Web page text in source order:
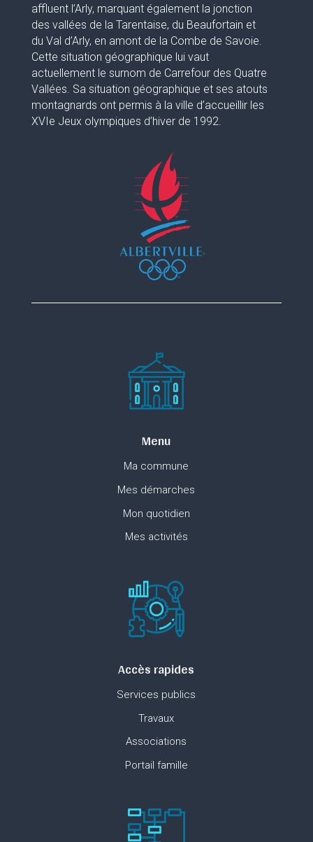
affluent l’Arly, marquant également la jonction
des vallées de la Tarentaise, du Beaufortain et
du Val d’Arly, en amont de la Combe de Savoie.
Cette situation géographique lui vaut
actuellement le surnom de Carrefour des Quatre
Vallées. Sa situation géographique et ses atouts
montagnards ont permis à la ville d’accueillir les
XVIe Jeux olympiques d’hiver de 1992.
Menu
Ma commune
Mes démarches
Mon quotidien
Mes activités
Accès rapides
Services publics
Travaux
Associations
Portail famille